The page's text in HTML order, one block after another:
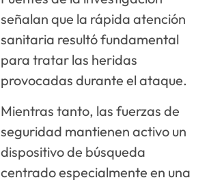
señalan que la rápida atención
sanitaria resultó fundamental
para tratar las heridas
provocadas durante el ataque.
Mientras tanto, las fuerzas de
seguridad mantienen activo un
dispositivo de búsqueda
centrado especialmente en una